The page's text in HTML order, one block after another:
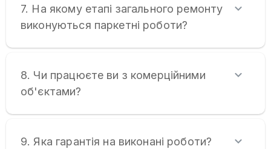
7. На якому етапі загального ремонту
виконуються паркетні роботи?
8. Чи працюєте ви з комерційними
об'єктами?
9. Яка гарантія на виконані роботи?